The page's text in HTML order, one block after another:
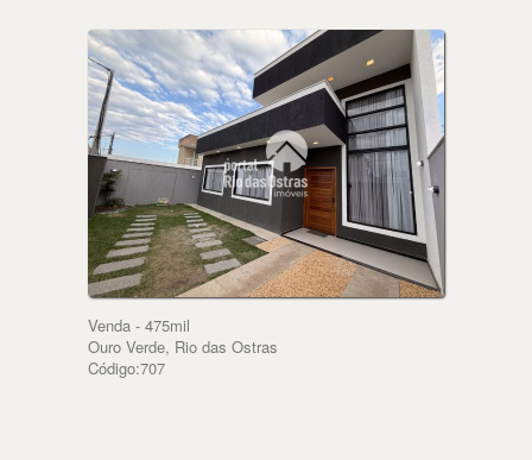
Venda - 475mil
Ouro Verde, Rio das Ostras
Código:707